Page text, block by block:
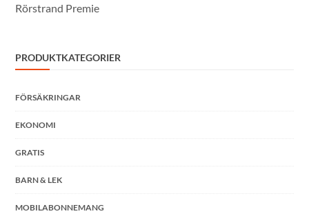
Rörstrand Premie
PRODUKTKATEGORIER
FÖRSÄKRINGAR
EKONOMI
GRATIS
BARN & LEK
MOBILABONNEMANG